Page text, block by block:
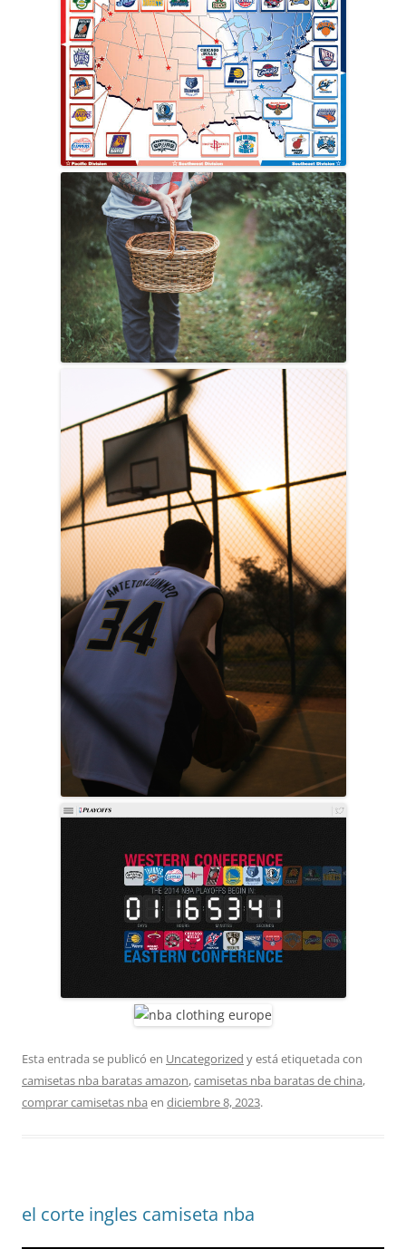
Esta entrada se publicó en Uncategorized y está etiquetada con
camisetas nba baratas amazon,camisetas nba baratas de china,
comprar camisetas nba en diciembre 8, 2023.
el corte ingles camiseta nba